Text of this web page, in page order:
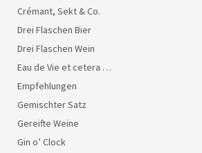
Crémant, Sekt & Co.
Drei Flaschen Bier
Drei Flaschen Wein
Eau de Vie et cetera …
Empfehlungen
Gemischter Satz
Gereifte Weine
Gin o’ Clock